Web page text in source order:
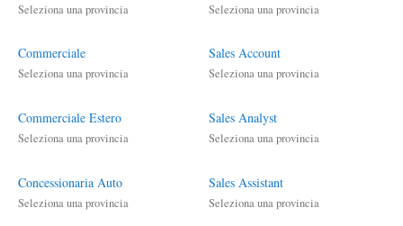
Seleziona una provincia
Commerciale
Seleziona una provincia
Commerciale Estero
Seleziona una provincia
Concessionaria Auto
Seleziona una provincia
Seleziona una provincia
Sales Account
Seleziona una provincia
Sales Analyst
Seleziona una provincia
Sales Assistant
Seleziona una provincia